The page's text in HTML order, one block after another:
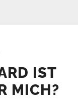
IST
MICH?